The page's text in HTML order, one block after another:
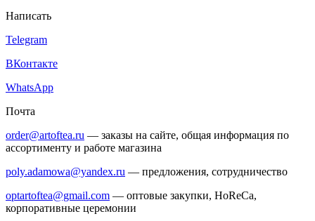
Написать
Telegram
ВКонтакте
WhatsApp
Почта
order@artoftea.ru — заказы на сайте, общая информация по
ассортименту и работе магазина
poly.adamowa@yandex.ru — предложения, сотрудничество
optartoftea@gmail.com — оптовые закупки, HoReCa,
корпоративные церемонии